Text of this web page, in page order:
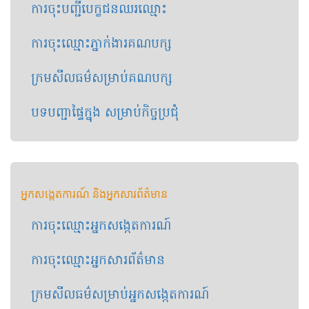
ការចុះបញ្ជី​​បេក្ខជន​ឈរឈ្មោះ​
ការចុះឈ្មោះ​ភ្នាក់ងារគណបក្ស
ក្រមសីលធម៌​សម្រាប់​គណបក្ស
​បទបញ្ជាផ្ទៃក្នុង សម្រាប់កិច្ចប្រជុំ
អ្នកសង្កេត​ការណ៍ និង​អ្នក​សារព័ត៌មាន
ការចុះឈ្មោះអ្នកសង្កេតការណ៍
ការ​ចុះឈ្មោះ​អ្នក​សារព័ត៌មាន
ក្រមសីលធម៌សម្រាប់​អ្នកសង្កេតការណ៍